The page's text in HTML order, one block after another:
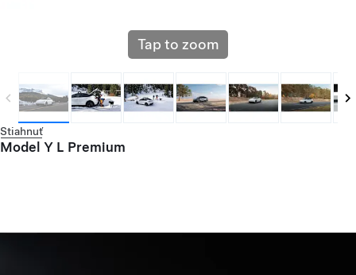
Tap to zoom
Stiahnuť
Model Y L Premium